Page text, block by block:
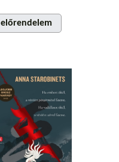
előrendelem